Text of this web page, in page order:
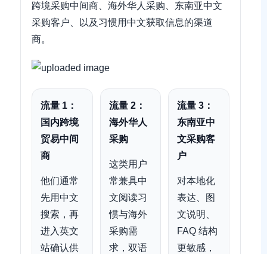
跨境采购中间商、海外华人采购、东南亚中文
采购客户、以及习惯用中文获取信息的渠道
商。
流量 1：
国内跨境
贸易中间
商
他们通常
先用中文
搜索，再
进入英文
站确认供
流量 2：
海外华人
采购
这类用户
常兼具中
文阅读习
惯与海外
采购需
求，双语
流量 3：
东南亚中
文采购客
户
对本地化
表达、图
文说明、
FAQ 结构
更敏感，